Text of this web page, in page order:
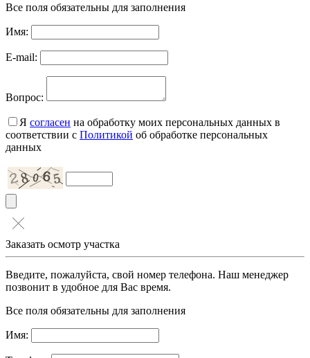
Все поля обязательны для заполнения
Имя:
E-mail:
Вопрос:
Я согласен на обработку моих персональных данных в
соответствии с Политикой об обработке персональных
данных
Заказать осмотр участка
Введите, пожалуйста, свой номер телефона. Наш менеджер
позвонит в удобное для Вас время.
Все поля обязательны для заполнения
Имя: